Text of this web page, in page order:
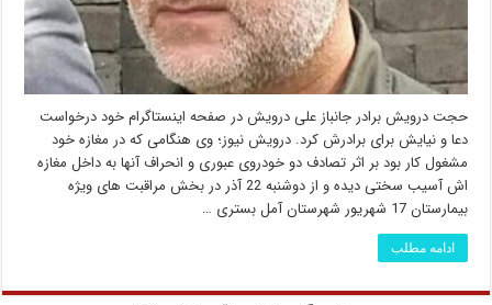
حجت درویش برادر جانباز علی درویش در صفحه اینستاگرام خود درخواست
دعا و نیایش برای برادرش کرد. درویش نیوز؛ وی هنگامی که در مغازه خود
مشغول کار بود بر اثر تصادف دو خودروی عبوری و انحراف آنها به داخل مغازه
اش آسیب سختی دیده و از دوشنبه 22 آذر در بخش مراقبت های ویژه
بیمارستان 17 شهریور شهرستان آمل بستری …
ادامه مطلب